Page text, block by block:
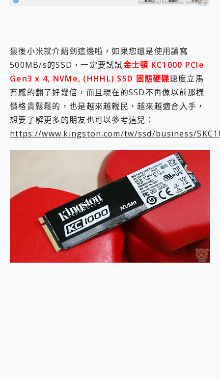
最後小米就介紹到這邊啦，如果您還是使用讀寫
500MB/s的SSD，一定要試試金士頓 KC1000 PCIe
Gen3 x 4, NVMe, (HHHL) SSD 固態硬碟速度立馬
有感的翻了好幾倍，而且現在的SSD不再像以前那樣
價格貴鬆鬆的，也是越來越親民，越來越適合入手，
想要了解更多的朋友也可以參考這兒：
https://www.kingston.com/tw/ssd/business/